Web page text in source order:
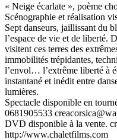
« Neige écarlate », poème
Scénographie et réalisation
Sept danseurs, jaillissant du
l’espace de vie et de liberté.
visitent ces terres des
immobilités trépidantes,
l’envol… l’extrême liberté à
instantané et inédit entre
lumières.
Spectacle disponible en
0681905533
DVD disponible à la vente.
http://www.chaletfilms.com